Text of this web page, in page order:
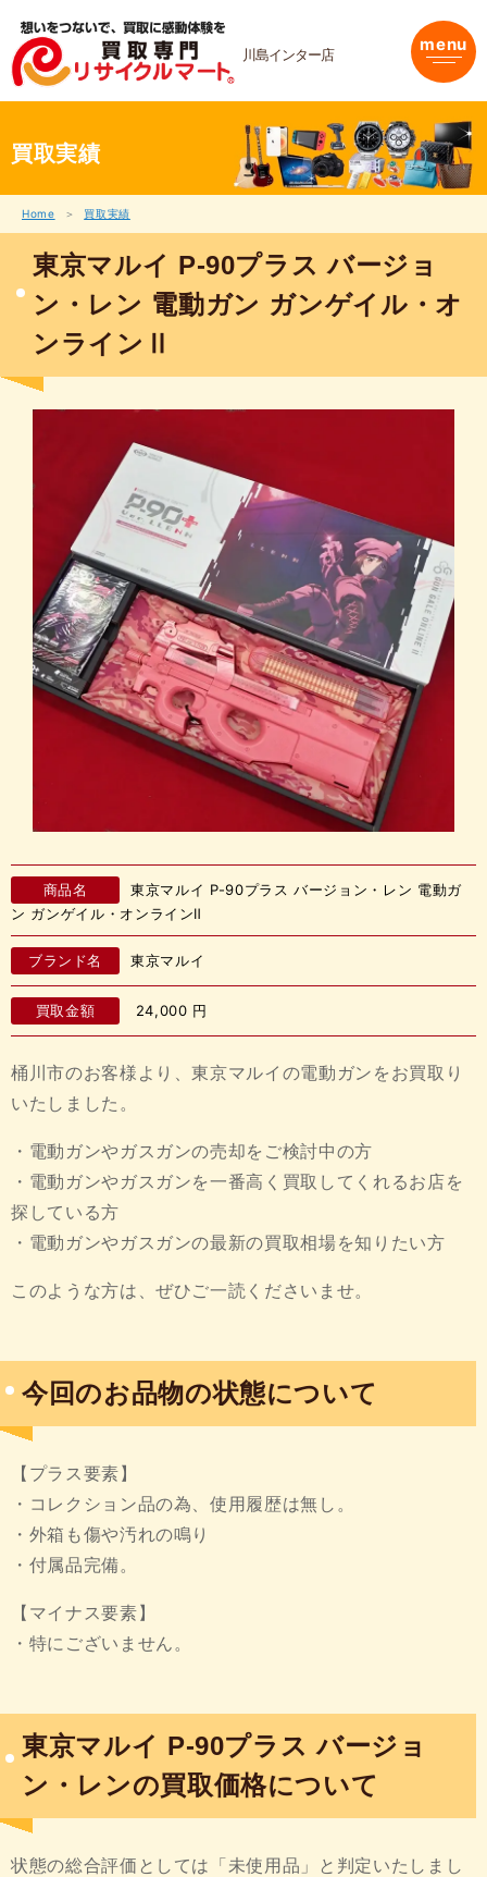
ス
川島インター店 menu
買取実績
Home 買取実績
東京マルイ P-90プラス バージョ
ン・レン 電動ガン ガンゲイル・オ
ンラインⅡ
商品名
東京マルイ P-90プラス バージョン・レン 電動ガ
ン ガンゲイル・オンラインⅡ
ブランド名 東京マルイ
買取金額 24,000 円
桶川市のお客様より、東京マルイの電動ガンをお買取り
いたしました。
・電動ガンやガスガンの売却をご検討中の方
・電動ガンやガスガンを一番高く買取してくれるお店を
探している方
・電動ガンやガスガンの最新の買取相場を知りたい方
このような方は、ぜひご一読くださいませ。
今回のお品物の状態について
【プラス要素】
・コレクション品の為、使用履歴は無し。
・外箱も傷や汚れの鳴り
・付属品完備。
【マイナス要素】
・特にございません。
東京マルイ P-90プラス バージョ
ン・レンの買取価格について
状態の総合評価としては「未使用品」と判定いたしまし